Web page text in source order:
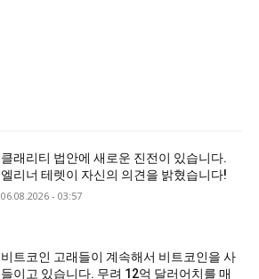
클래리티 법안에 새로운 진전이 있습니다.
엘리너 테렛이 자신의 의견을 밝혔습니다!
06.08.2026 - 03:57
비트코인 고래들이 계속해서 비트코인을 사
들이고 있습니다. 무려 12억 달러어치를 매